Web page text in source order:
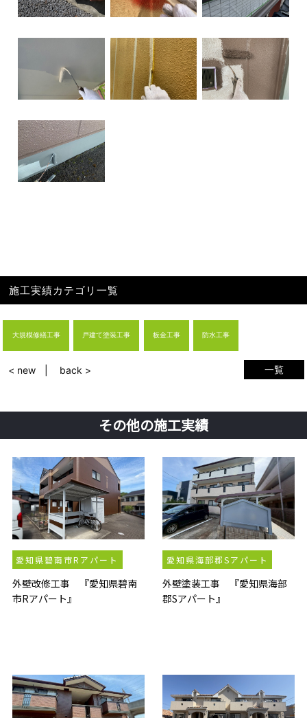
施工実績カテゴリ一覧
大規模修繕工事 戸建て塗装工事 板金工事 防水工事
一覧
< new back >
その他の施工実績
愛知県碧南市Rアパート
外壁改修工事 『愛知県碧南
市Rアパート』
愛知県海部郡Sアパート
外壁塗装工事 『愛知県海部
郡Sアパート』